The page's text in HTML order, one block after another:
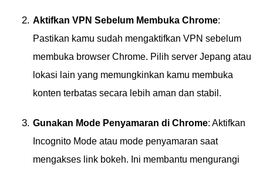
Aktifkan VPN Sebelum Membuka Chrome:
Pastikan kamu sudah mengaktifkan VPN sebelum
membuka browser Chrome. Pilih server Jepang atau
lokasi lain yang memungkinkan kamu membuka
konten terbatas secara lebih aman dan stabil.
Gunakan Mode Penyamaran di Chrome: Aktifkan
Incognito Mode atau mode penyamaran saat
mengakses link bokeh. Ini membantu mengurangi